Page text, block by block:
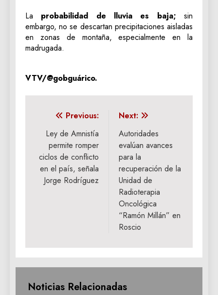
La probabilidad de lluvia es baja; sin
embargo, no se descartan precipitaciones aisladas
en zonas de montaña, especialmente en la
madrugada.
VTV/@gobguárico.
Navegación
de
entradas
Previous:
Ley de Amnistía
permite romper
ciclos de conflicto
en el país, señala
Jorge Rodríguez
Next:
Autoridades
evalúan avances
para la
recuperación de la
Unidad de
Radioterapia
Oncológica
“Ramón Millán” en
Roscio
Noticias Relacionadas